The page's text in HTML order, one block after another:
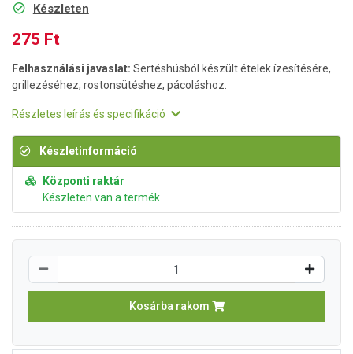
Készleten
275 Ft
Felhasználási javaslat: Sertéshúsból készült ételek ízesítésére,
grillezéséhez, rostonsütéshez, pácoláshoz.
Részletes leírás és specifikáció
Készletinformáció
Központi raktár
Készleten van a termék
Kosárba rakom